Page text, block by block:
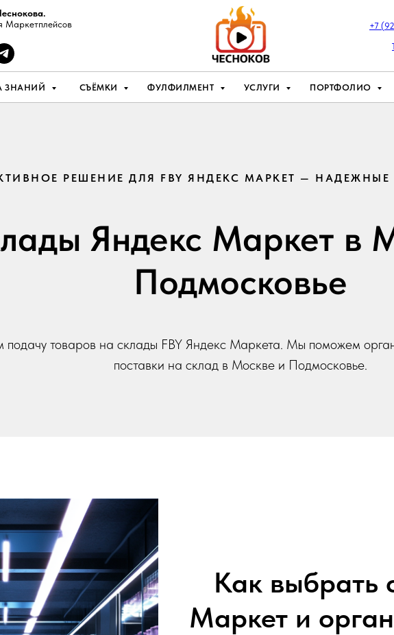
Маркетплейсов
+7
ЗНАНИЙ СЪЁМКИ ФУЛФИЛМЕНТ УСЛУГИ ПОРТФОЛИО
РЕШЕНИЕ ДЛЯ FBY ЯНДЕКС МАРКЕТ —
Яндекс Маркет в
Подмосковье
подачу товаров на склады FBY Яндекс Маркета. Мы поможем
поставки на склад в Москве и Подмосковье.
Как выбрать
Маркет и